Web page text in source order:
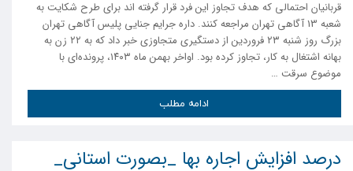
قربانیان احتمالی که هدف تجاوز این فرد قرار گرفته اند برای طرح شکایت به
شعبه 13 آگاهی تهران مراجعه کنند. داره جرایم جنایی پلیس آگاهی تهران
بزرگ روز شنبه ۲۳ فروردین از دستگیری متجاوزی خبر داد که به ۲۲ زن به
بهانه اشتغال به کار، تجاوز کرده بود. اواخر بهمن ماه ۱۴۰۳، پرونده‌ای با
موضوع سرقت …
ادامه مطلب
درصد افزایش اجاره بها _بصورت استانی_